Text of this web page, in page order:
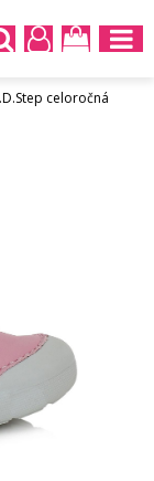
celoročná